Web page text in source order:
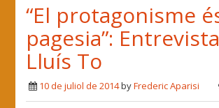
“El protagonisme
pagesia”:
Lluís To
10 de juliol de 2014byFrederic Aparisi